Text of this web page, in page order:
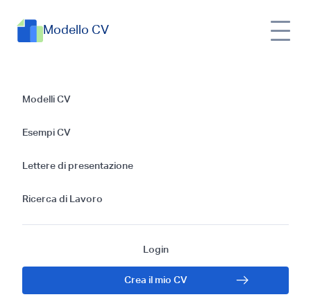
Modello CV
Modelli CV
Esempi CV
Lettere di presentazione
Ricerca di Lavoro
Login
Crea il mio CV
Esempi di CV
Allenatore
Personale: Guida
Gratis 2024